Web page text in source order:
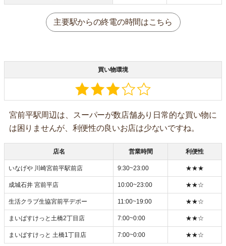
主要駅からの終電の時間はこちら
買い物環境
宮前平駅周辺は、スーパーが数店舗あり日常的な買い物に
は困りませんが、利便性の良いお店は少ないですね。
店名 営業時間 利便性
いなげや 川崎宮前平駅前店 9:30~23:00 ★★★
成城石井 宮前平店 10:00~23:00 ★★☆
生活クラブ生協宮前平デポー 11:00~19:00 ★★☆
まいばすけっと土橋2丁目店 7:00~0:00 ★★☆
まいばすけっと 土橋1丁目店 7:00~0:00 ★★☆